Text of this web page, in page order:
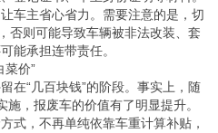
车主省心省力。需要注意的是，切
否则可能导致车辆被非法改装、套
能承担连带责任。
菜价”
在“几百块钱”的阶段。事实上，随
，报废车的价值有了明显提升。
式，不再单纯依靠车重计算补贴，